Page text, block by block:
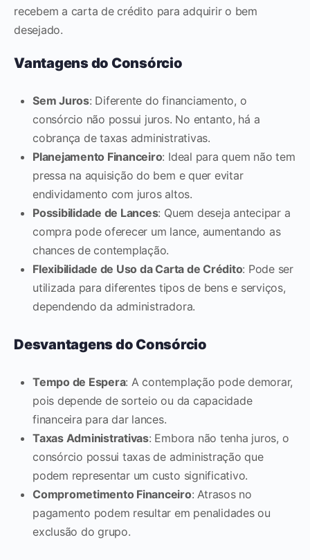
recebem a carta de crédito para adquirir o bem
desejado.
Vantagens do Consórcio
Sem Juros: Diferente do financiamento, o
consórcio não possui juros. No entanto, há a
cobrança de taxas administrativas.
Planejamento Financeiro: Ideal para quem não tem
pressa na aquisição do bem e quer evitar
endividamento com juros altos.
Possibilidade de Lances: Quem deseja antecipar a
compra pode oferecer um lance, aumentando as
chances de contemplação.
Flexibilidade de Uso da Carta de Crédito: Pode ser
utilizada para diferentes tipos de bens e serviços,
dependendo da administradora.
Desvantagens do Consórcio
Tempo de Espera: A contemplação pode demorar,
pois depende de sorteio ou da capacidade
financeira para dar lances.
Taxas Administrativas: Embora não tenha juros, o
consórcio possui taxas de administração que
podem representar um custo significativo.
Comprometimento Financeiro: Atrasos no
pagamento podem resultar em penalidades ou
exclusão do grupo.